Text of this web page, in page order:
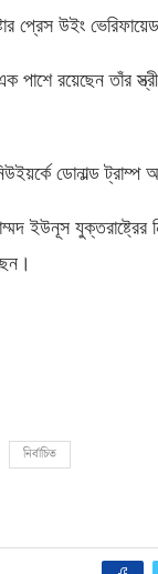
প্রেস উইং
পাশে রয়েছেন তাঁর স্ত্রী
ডোনাল্ড
ইউনূস
নির্বাচিত